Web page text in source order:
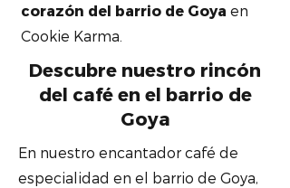
corazón del barrio de Goya en
Cookie Karma.
Descubre nuestro rincón
del café en el barrio de
Goya
En nuestro encantador café de
especialidad en el barrio de Goya,